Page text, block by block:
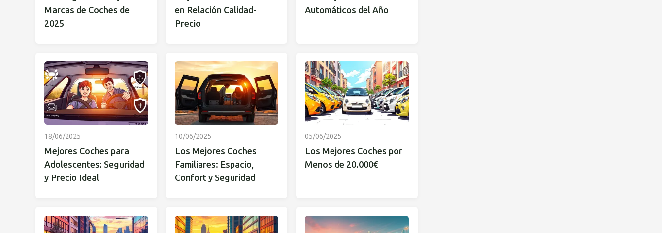
Marcas de Coches de
2025
en Relación Calidad-
Precio
Automáticos del Año
18/06/2025
Mejores Coches para
Adolescentes: Seguridad
y Precio Ideal
10/06/2025
Los Mejores Coches
Familiares: Espacio,
Confort y Seguridad
05/06/2025
Los Mejores Coches por
Menos de 20.000€